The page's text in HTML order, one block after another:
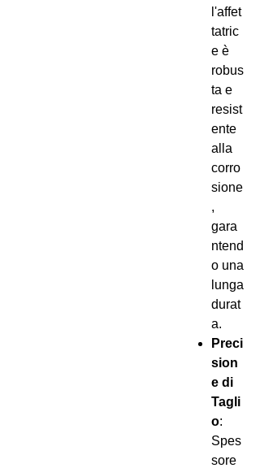
l'affet
tatric
e è
robus
ta e
resist
ente
alla
corro
sione
,
gara
ntend
o una
lunga
durat
a.
Preci
sion
e di
Tagli
o:
Spes
sore